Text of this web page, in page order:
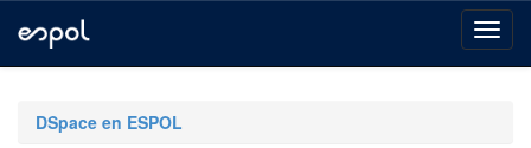
navigationDSpace en ESPOL